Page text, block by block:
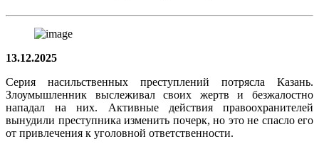
13.12.2025
Серия насильственных преступлений потрясла Казань.
Злоумышленник выслеживал своих жертв и безжалостно
нападал на них. Активные действия правоохранителей
вынудили преступника изменить почерк, но это не спасло его
от привлечения к уголовной ответственности.